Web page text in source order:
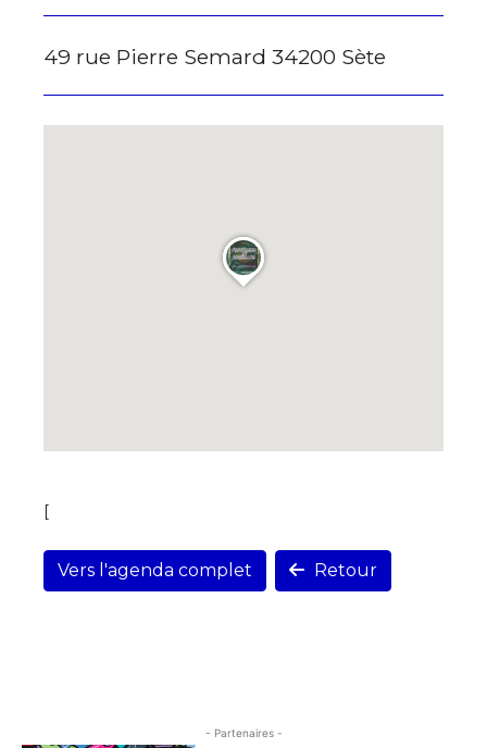
49 rue Pierre Semard 34200 Sète
[
Vers l'agenda complet Retour
- Partenaires -